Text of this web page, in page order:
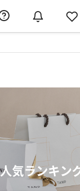
気ランキン